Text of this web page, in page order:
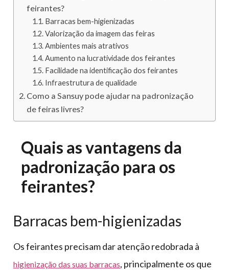
feirantes?
Barracas bem-higienizadas
Valorização da imagem das feiras
Ambientes mais atrativos
Aumento na lucratividade dos feirantes
Facilidade na identificação dos feirantes
Infraestrutura de qualidade
Como a Sansuy pode ajudar na padronização
de feiras livres?
Quais as vantagens da
padronização para os
feirantes?
Barracas bem-higienizadas
Os feirantes precisam dar atenção redobrada à
higienização das suas barracas, principalmente os que